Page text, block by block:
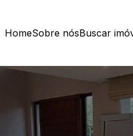
HomeSobre nósBuscar